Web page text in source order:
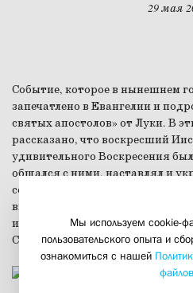
29 мая
Событие, которое в нынешнем
запечатлено в Евангелии и
святых апостолов» от Луки. В
рассказано, что воскресший
удивительного Воскресения
общался с ними, наставлял и
сороковой день Он собрал
вывел их из города на гору
их ждет в будущем. А именно —
Святой Дух.
Мы используем cookie-
пользовательского опыта и
ознакомиться с нашей
файлов